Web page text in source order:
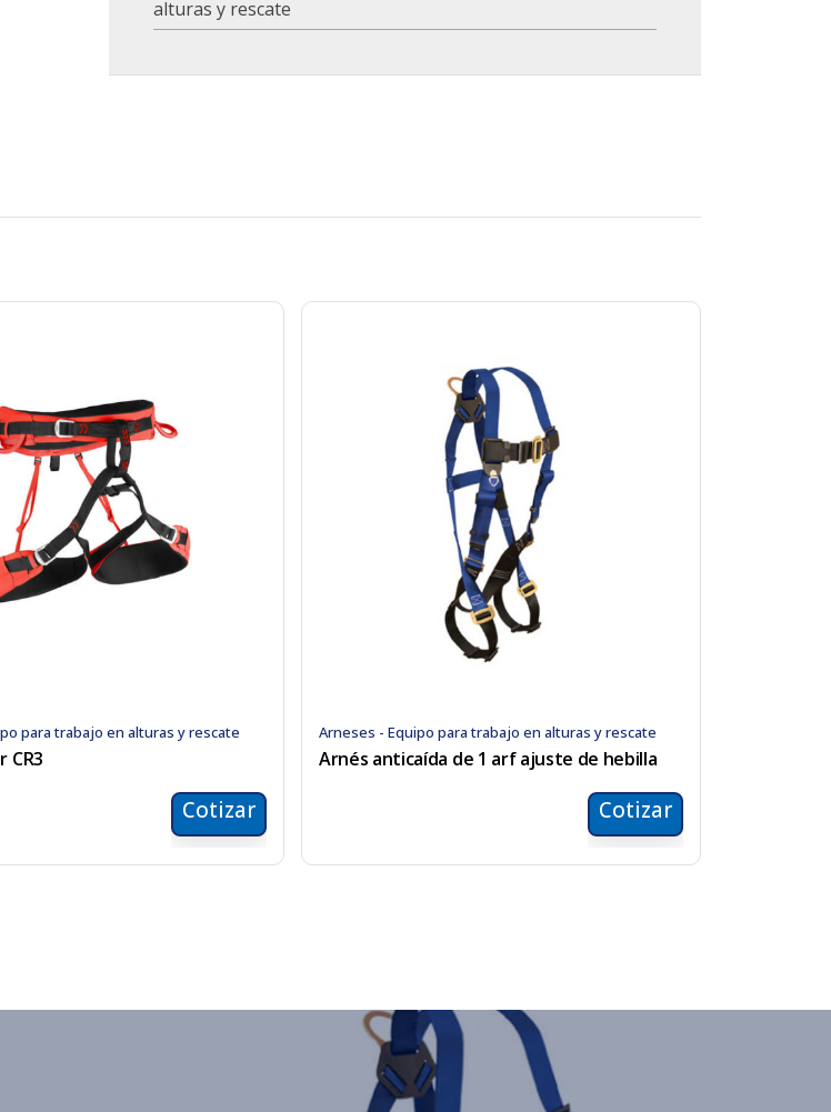
alturas y rescate
para trabajo en alturas y rescate
CR3
Cotizar
Arneses - Equipo para trabajo en alturas y rescate
Arnés anticaída de 1 arf ajuste de hebilla
Cotizar